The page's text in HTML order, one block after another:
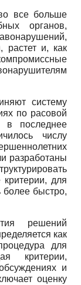
все больше
органов,
растет и, как
систему
по расовой
в последнее
числу
разработаны
критерии, для
более быстро,
решений
как
для
критерии,
и
оценку